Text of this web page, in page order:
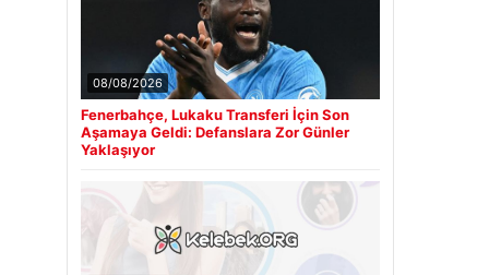
08/08/2026
Fenerbahçe, Lukaku Transferi İçin Son
Aşamaya Geldi: Defanslara Zor Günler
Yaklaşıyor